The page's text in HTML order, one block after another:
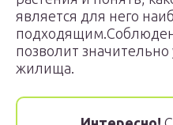
является для него
позволит
жилища.